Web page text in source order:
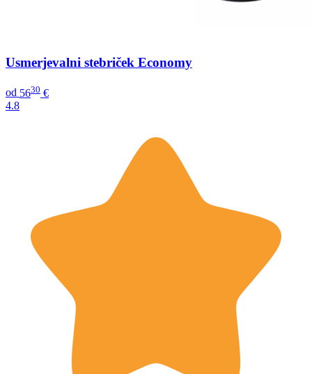
Usmerjevalni stebriček Economy
od 5630 €
4.8